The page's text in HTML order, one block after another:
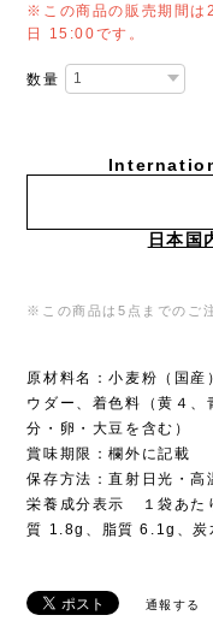
※この商品の販売期間
日 15:00です。
数量
日本国
※この商品は5点までのご
原材料名：小麦粉（国
ウダー、着色料（黄４
分・卵・大豆を含む）
賞味期限：欄外に記載
保存方法：直射日光・高
栄養成分表示 １袋あた
質 1.8g、脂質 6.1g、
通報する